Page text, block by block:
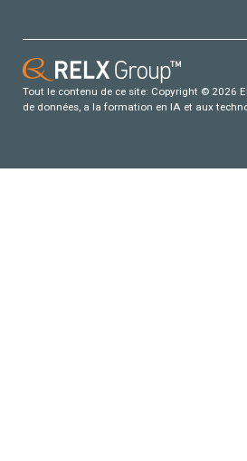
Tout le contenu de ce site: Copyright © 2026
de données, a la formation en IA et aux